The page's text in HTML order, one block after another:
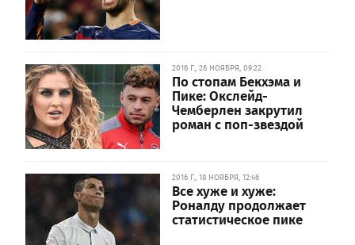
2016 Г., 26 НОЯБРЯ, 09:22
По стопам Бекхэма и
Пике: Окслейд-
Чемберлен закрутил
роман с поп-звездой
2016 Г., 18 НОЯБРЯ, 12:46
Все хуже и хуже:
Роналду продолжает
статистическое пике